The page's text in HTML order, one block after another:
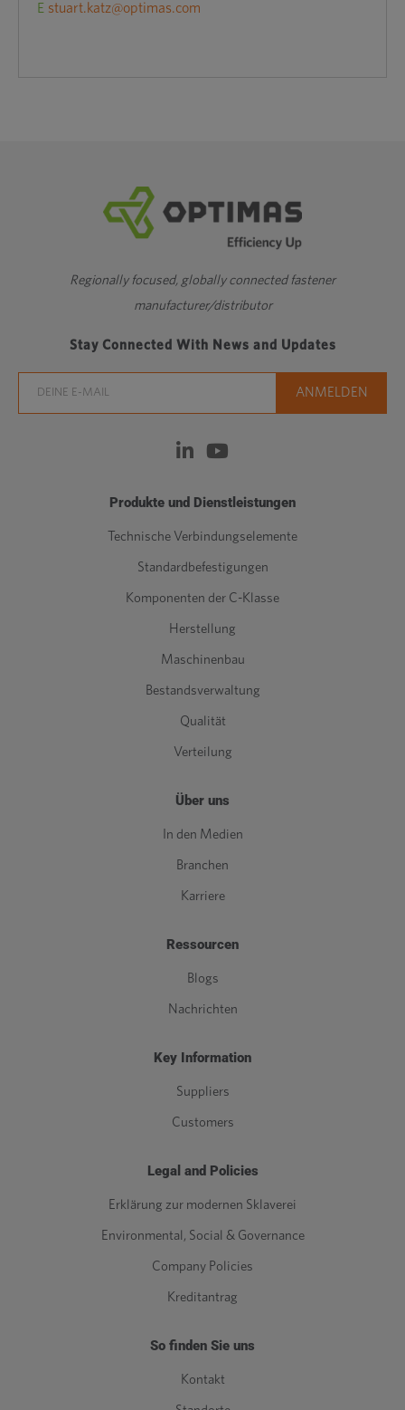
E stuart.katz@optimas.com
Regionally focused, globally connected fastener
manufacturer/distributor
Stay Connected With News and Updates
Produkte und Dienstleistungen
Technische Verbindungselemente
Standardbefestigungen
Komponenten der C-Klasse
Herstellung
Maschinenbau
Bestandsverwaltung
Qualität
Verteilung
Über uns
In den Medien
Branchen
Karriere
Ressourcen
Blogs
Nachrichten
Key Information
Suppliers
Customers
Legal and Policies
Erklärung zur modernen Sklaverei
Environmental, Social & Governance
Company Policies
Kreditantrag
So finden Sie uns
Kontakt